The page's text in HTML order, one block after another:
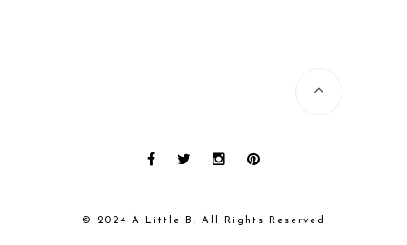
© 2024 A Little B. All Rights Reserved